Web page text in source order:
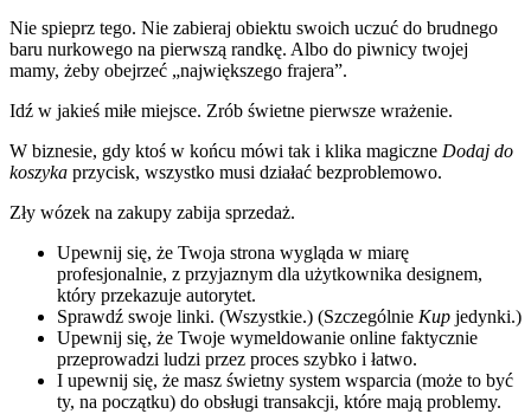
Nie spieprz tego. Nie zabieraj obiektu swoich uczuć do brudnego
baru nurkowego na pierwszą randkę. Albo do piwnicy twojej
mamy, żeby obejrzeć „największego frajera”.
Idź w jakieś miłe miejsce. Zrób świetne pierwsze wrażenie.
W biznesie, gdy ktoś w końcu mówi tak i klika magiczne Dodaj do
koszyka przycisk, wszystko musi działać bezproblemowo.
Zły wózek na zakupy zabija sprzedaż.
Upewnij się, że Twoja strona wygląda w miarę
profesjonalnie, z przyjaznym dla użytkownika designem,
który przekazuje autorytet.
Sprawdź swoje linki. (Wszystkie.) (Szczególnie Kup jedynki.)
Upewnij się, że Twoje wymeldowanie online faktycznie
przeprowadzi ludzi przez proces szybko i łatwo.
I upewnij się, że masz świetny system wsparcia (może to być
ty, na początku) do obsługi transakcji, które mają problemy.